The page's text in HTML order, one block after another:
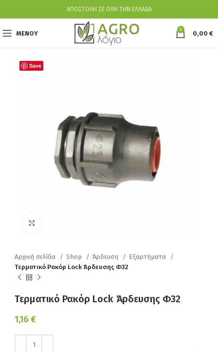
ΑΠΟΣΤΟΛΗ ΣΕ ΟΛΗ ΤΗΝ ΕΛΛΑΔΑ
ΜΕΝΟΥ
0
0,00 €
Save
Αρχική σελίδα Shop Άρδευση
Εξαρτήματα
Τερματικό Ρακόρ Lock Άρδευσης Φ32
Τερματικό Ρακόρ Lock Άρδευσης Φ32
1,16 €